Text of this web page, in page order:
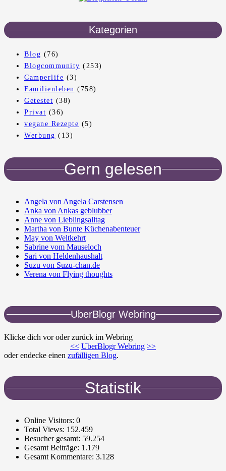
Kategorien
Blog (76)
Blogcommunity (253)
Camperlife (3)
Familienleben (758)
Getestet (38)
Privat (36)
vegane Rezepte (5)
Werbung (13)
Gern gelesen
Angela von Angela Carstensen
Anka von Ankas geblubber
Anne von Lieblingsalltag
Martha von Bunte Küchenabenteuer
May von Weltkehrt
Sabrine vom Mauseloch
Sari von Heldenhaushalt
Suzu von Suzu-chan.de
Verena von Flying thoughts
UberBlogr Webring
Klicke dich vor oder zurück im Webring
<< UberBlogr Webring >>
oder endecke einen zufälligen Blog.
Statistik
Online Visitors: 0
Total Views: 152.459
Besucher gesamt: 59.254
Gesamt Beiträge: 1.179
Gesamt Kommentare: 3.128